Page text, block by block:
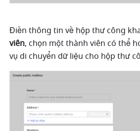
Điền thông tin về hộp thư công
viên, chọn một thành viên có thể
vụ di chuyển dữ liệu cho hộp thư